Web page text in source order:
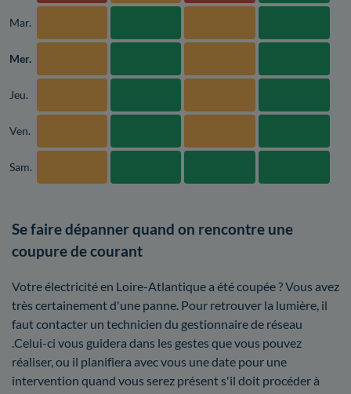
Mar.
Mer.
Jeu.
Ven.
Sam.
Se faire dépanner quand on rencontre une
coupure de courant
Votre électricité en Loire-Atlantique a été coupée ? Vous avez
très certainement d'une panne. Pour retrouver la lumière, il
faut contacter un technicien du gestionnaire de réseau
.Celui-ci vous guidera dans les gestes que vous pouvez
réaliser, ou il planifiera avec vous une date pour une
intervention quand vous serez présent s'il doit procéder à